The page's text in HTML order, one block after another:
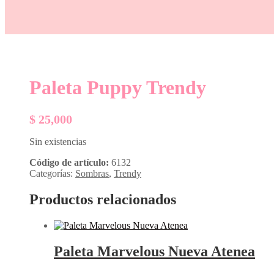
Paleta Puppy Trendy
$ 25,000
Sin existencias
Código de artículo: 6132
Categorías: Sombras, Trendy
Productos relacionados
Paleta Marvelous Nueva Atenea